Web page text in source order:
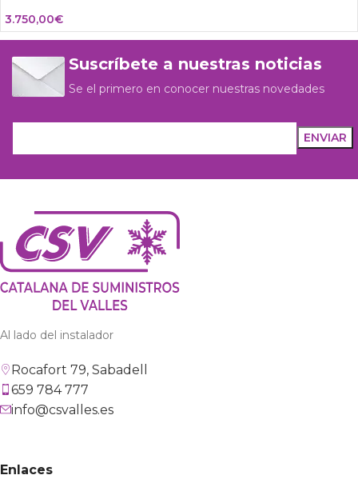
3.750,00€
Suscríbete a nuestras noticias
Se el primero en conocer nuestras novedades
Al lado del instalador
Rocafort 79, Sabadell
659 784 777
info@csvalles.es
Enlaces